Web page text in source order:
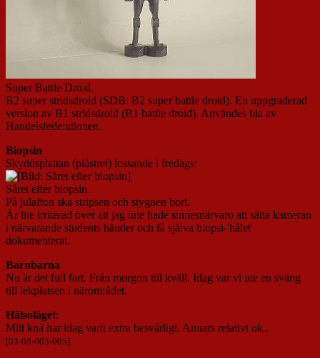
Super Battle Droid.
B2 super stridsdroid (SDB: B2 super battle droid). En uppgraderad
version av B1 stridsdroid (B1 battle droid). Användes bla av
Handelsfederationen.
Biopsin
Skyddsplattan (plåstret) lossande i fredags:
Såret efter biopsin.
På julafton ska stripsen och stygnen bort.
Är lite irriterad över att jag inte hade sinnesnärvaro att sätta kameran
i närvarande students händer och få själva biopsi-'hålet'
dokumenterat.
Barnbarna
Nu är det full fart. Från morgon till kväll. Idag var vi ute en sväng
till lekplatsen i närområdet.
Hälsoläget:
Mitt knä har idag varit extra besvärligt. Annars relativt ok..
[03-08-005-005]